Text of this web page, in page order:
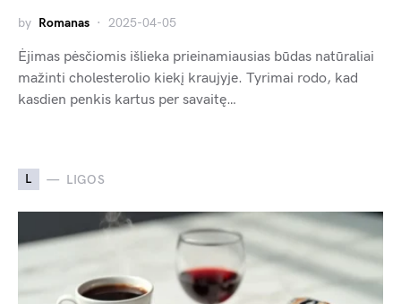
by Romanas 2025-04-05
Ėjimas pėsčiomis išlieka prieinamiausias būdas natūraliai
mažinti cholesterolio kiekį kraujyje. Tyrimai rodo, kad
kasdien penkis kartus per savaitę…
L LIGOS